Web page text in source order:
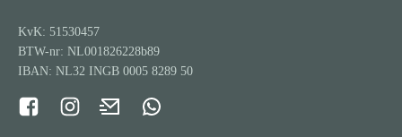
KvK: 51530457
BTW-nr: NL001826228b89
IBAN: NL32 INGB 0005 8289 50